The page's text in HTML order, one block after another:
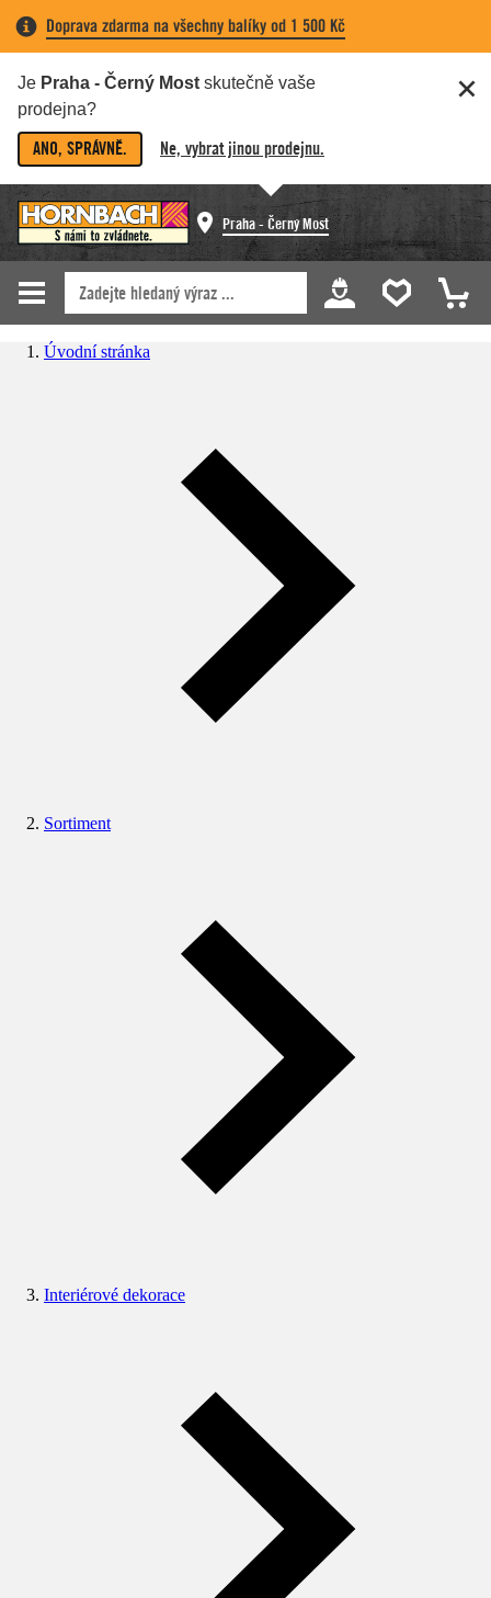
Doprava zdarma na všechny balíky od 1 500 Kč
Je Praha - Černý Most skutečně vaše
prodejna?
ANO, SPRÁVNĚ. Ne, vybrat jinou prodejnu.
Praha - Černý Most
Úvodní stránka
Sortiment
Interiérové dekorace